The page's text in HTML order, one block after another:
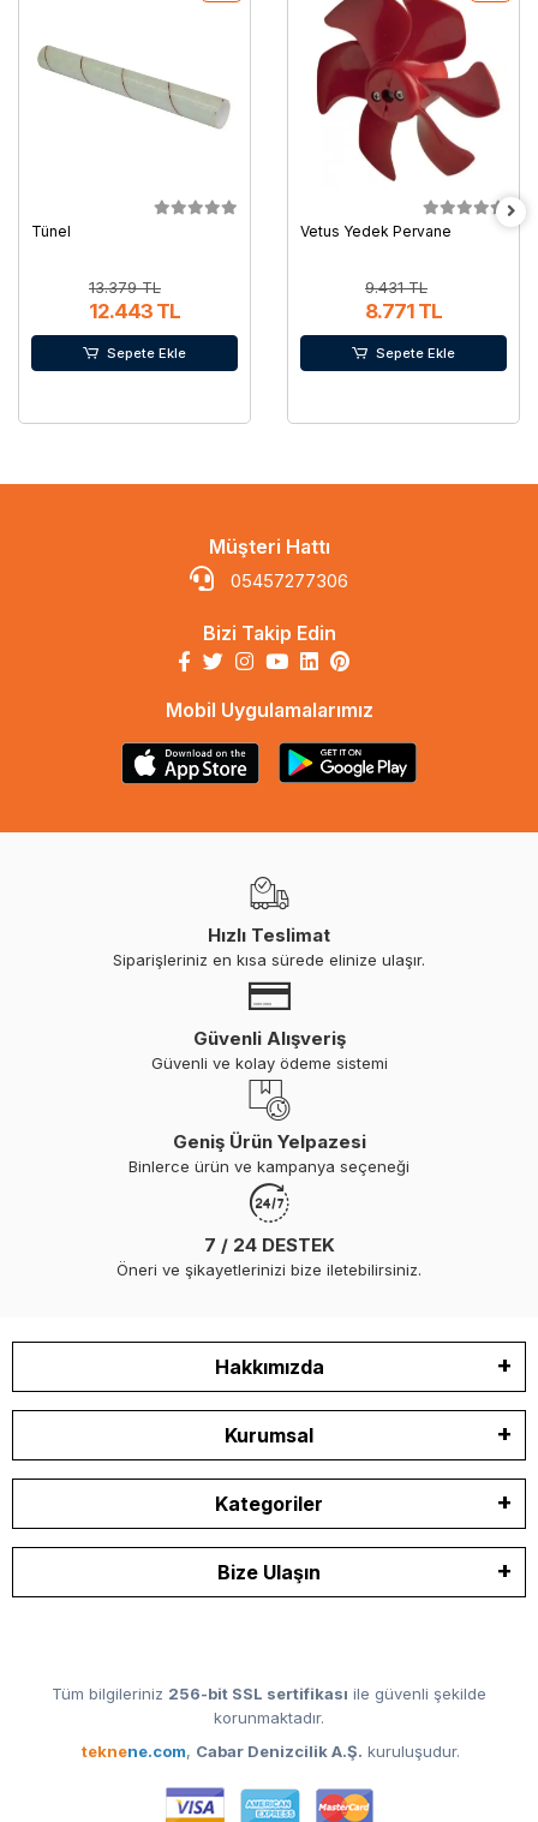
Tünel
13.379 TL
12.443 TL
Sepete Ekle
Vetus Yedek Pervane
9.431 TL
8.771 TL
Sepete Ekle
Müşteri Hattı
05457277306
Bizi Takip Edin
Mobil Uygulamalarımız
Hızlı Teslimat
Siparişleriniz en kısa sürede elinize ulaşır.
Güvenli Alışveriş
Güvenli ve kolay ödeme sistemi
Geniş Ürün Yelpazesi
Binlerce ürün ve kampanya seçeneği
7 / 24 DESTEK
Öneri ve şikayetlerinizi bize iletebilirsiniz.
Hakkımızda
Kurumsal
Kategoriler
Bize Ulaşın
Tüm bilgileriniz 256-bit SSL sertifikası ile güvenli şekilde
korunmaktadır.
teknene.com, Cabar Denizcilik A.Ş. kuruluşudur.